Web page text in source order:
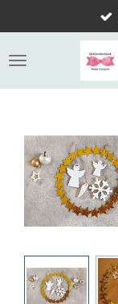
Hauptinhalt
springen